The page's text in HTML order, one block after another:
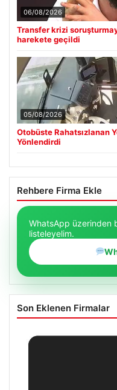
06/08/2026
Transfer krizi
harekete geçildi
05/08/2026
Otobüste Rahatsızlanan
Yönlendirdi
Rehbere Firma Ekle
WhatsApp üzerinden
listeleyelim.
Son Eklenen Firmalar